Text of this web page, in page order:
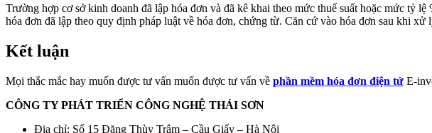
Trường hợp cơ sở kinh doanh đã lập hóa đơn và đã kê khai theo mức thuế suất hoặc mức
hóa đơn đã lập theo quy định pháp luật về hóa đơn, chứng từ. Căn cứ vào hóa đơn sau khi
Kết luận
Mọi thắc mắc hay muốn được tư vấn muốn được tư vấn về phần mềm hóa đơn điện tử E-
CÔNG TY PHÁT TRIỂN CÔNG NGHỆ THÁI SƠN
Địa chỉ: Số 15 Đặng Thùy Trâm – Cầu Giấy – Hà Nội